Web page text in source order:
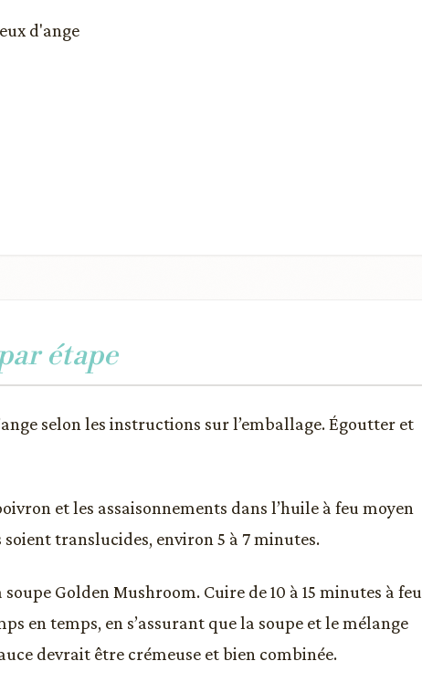
d'ange
étape
selon les instructions sur l’emballage. Égoutter et
et les assaisonnements dans l’huile à feu moyen
soient translucides, environ 5 à 7 minutes.
Golden Mushroom. Cuire de 10 à 15 minutes à feu
en temps, en s’assurant que la soupe et le mélange
devrait être crémeuse et bien combinée.